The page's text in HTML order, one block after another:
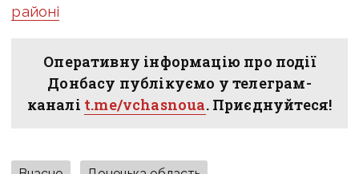
районі
Оперативну інформацію про події
Донбасу публікуємо у телеграм-
каналі t.me/vchasnoua. Приєднуйтеся!